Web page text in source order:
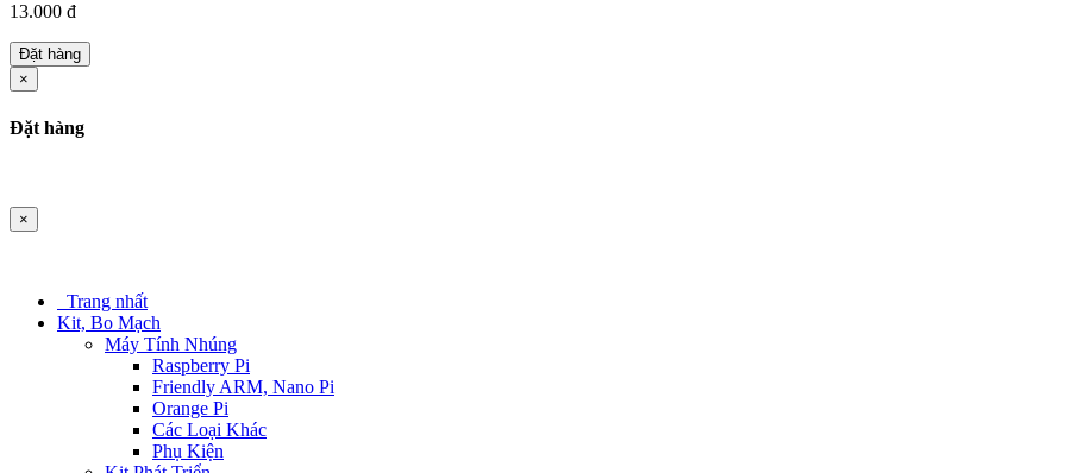
13.000 đ
Đặt hàng
×
Đặt hàng
×
Trang nhất
Kit, Bo Mạch
Máy Tính Nhúng
Raspberry Pi
Friendly ARM, Nano Pi
Orange Pi
Các Loại Khác
Phụ Kiện